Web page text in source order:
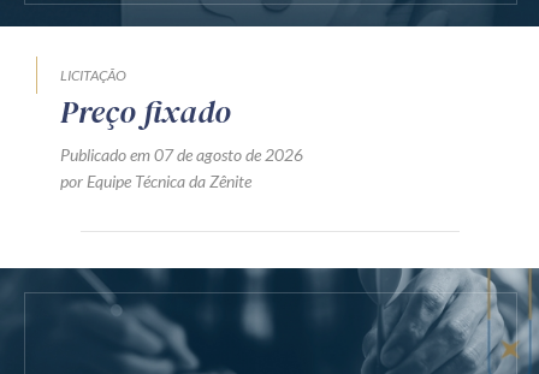
LICITAÇÃO
Preço fixado
Publicado em 07 de agosto de 2026
por Equipe Técnica da Zênite